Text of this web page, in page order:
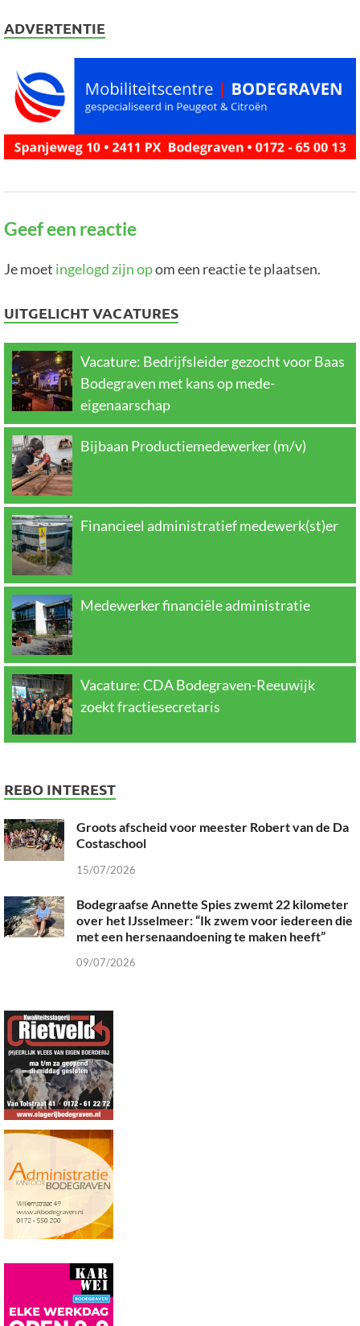
ADVERTENTIE
Geef een reactie
Je moet ingelogd zijn opom een reactie te plaatsen.
UITGELICHT VACATURES
Vacature: Bedrijfsleider gezocht voor Baas
Bodegraven met kans op mede-
eigenaarschap
Bijbaan Productiemedewerker (m/v)
Financieel administratief medewerk(st)er
Medewerker financiële administratie
Vacature: CDA Bodegraven-Reeuwijk
zoekt fractiesecretaris
REBO INTEREST
Groots afscheid voor meester Robert van de Da
Costaschool
15/07/2026
Bodegraafse Annette Spies zwemt 22 kilometer
over het IJsselmeer: “Ik zwem voor iedereen die
met een hersenaandoening te maken heeft”
09/07/2026